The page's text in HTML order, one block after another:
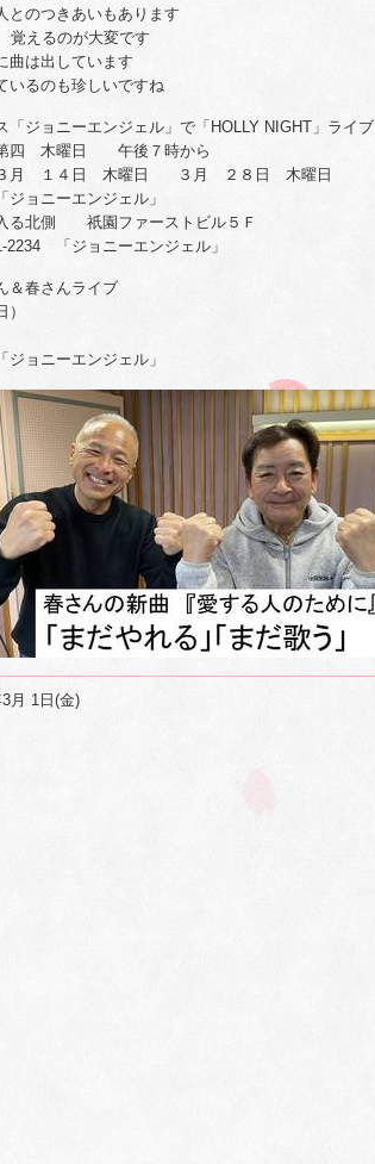
とのつきあいもあります
覚えるのが大変です
曲は出しています
いるのも珍しいですね
ジョニーエンジェル」で「HOLLY NIGHT」ライブ
四 木曜日 午後７時から
月 １４日 木曜日 ３月 ２８日 木曜日
ョニーエンジェル」
側 祇園ファーストビル５Ｆ
「ジョニーエンジェル」
＆春さんライブ
ョニーエンジェル」
月 1日(金)